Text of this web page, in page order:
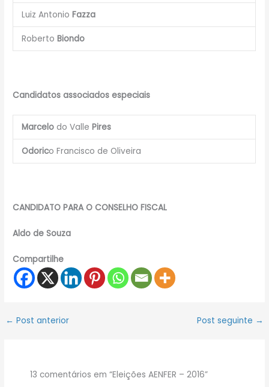
Luiz Antonio Fazza
Roberto Biondo
Candidatos associados especiais
Marcelodo Valle Pires
Odorico Francisco de Oliveira
CANDIDATO PARA O CONSELHO FISCAL
Aldo de Souza
Compartilhe
← Post anterior Post seguinte →
13 comentários em “Eleições AENFER – 2016”